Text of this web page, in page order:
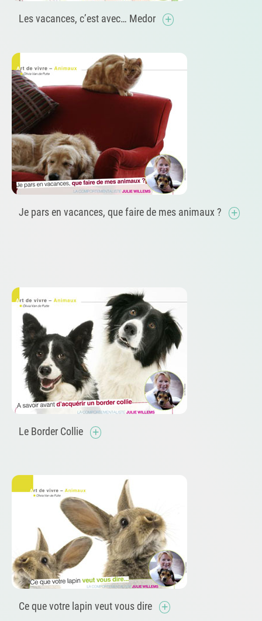
Les vacances, c’est avec… Medor
Je pars en vacances, que faire de mes animaux ?
Le Border Collie
Ce que votre lapin veut vous dire